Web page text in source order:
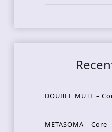
DOUBLE MUTE –
METASOMA – Core